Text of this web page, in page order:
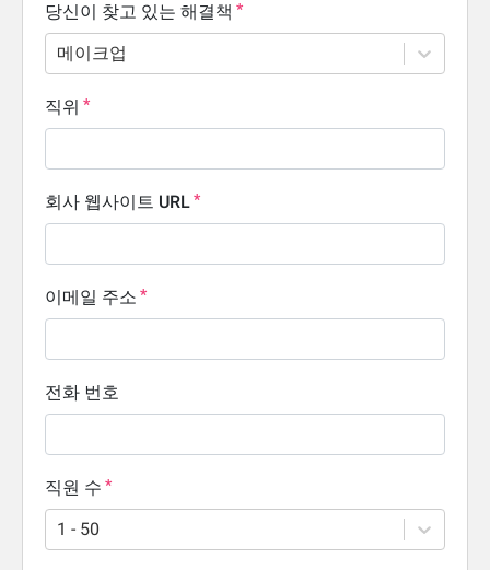
당신이 찾고 있는 해결책
메이크업
직위
회사 웹사이트 URL
이메일 주소
전화 번호
직원 수
1 - 50